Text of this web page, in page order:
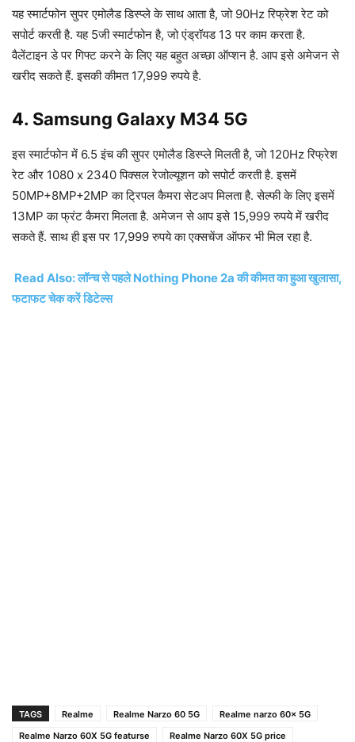
यह स्मार्टफोन सुपर एमोलैड डिस्प्ले के साथ आता है, जो 90Hz रिफ्रेश रेट को
सपोर्ट करती है. यह 5जी स्मार्टफोन है, जो एंड्रॉयड 13 पर काम करता है.
वैलेंटाइन डे पर गिफ्ट करने के लिए यह बहुत अच्छा ऑप्शन है. आप इसे अमेजन से
खरीद सकते हैं. इसकी कीमत 17,999 रुपये है.
4. Samsung Galaxy M34 5G
इस स्मार्टफोन में 6.5 इंच की सुपर एमोलैड डिस्प्ले मिलती है, जो 120Hz रिफ्रेश
रेट और 1080 x 2340 पिक्सल रेजोल्यूशन को सपोर्ट करती है. इसमें
50MP+8MP+2MP का ट्रिपल कैमरा सेटअप मिलता है. सेल्फी के लिए इसमें
13MP का फ्रंट कैमरा मिलता है. अमेजन से आप इसे 15,999 रुपये में खरीद
सकते हैं. साथ ही इस पर 17,999 रुपये का एक्सचेंज ऑफर भी मिल रहा है.
Read Also: लॉन्च से पहले Nothing Phone 2a की कीमत का हुआ खुलासा,
फटाफट चेक करें डिटेल्स
TAGS Realme Realme Narzo 60 5G
Realme narzo 60x 5G
Realme Narzo 60X 5G featurse
Realme Narzo 60X 5G price